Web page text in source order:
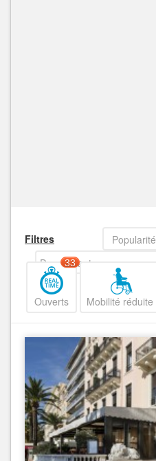
Filtres
Popularité
Decroissant
Ouverts
33
Mobilité réduite